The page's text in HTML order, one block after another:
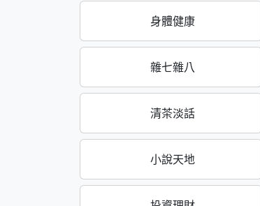
身體健康
雜七雜八
清茶淡話
小說天地